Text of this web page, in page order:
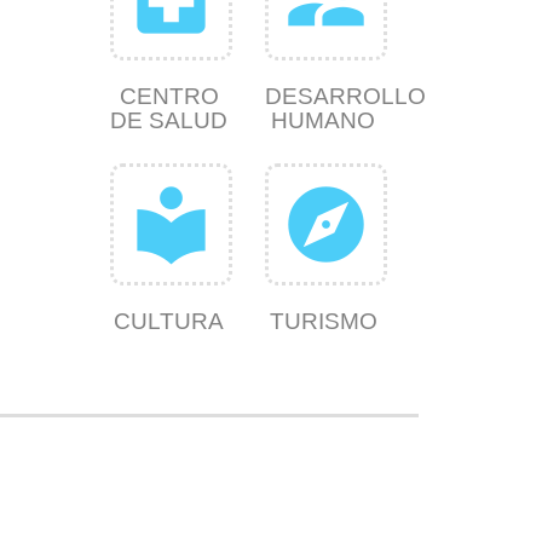
CENTRO
DE SALUD
DESARROLLO
HUMANO
local_library
CULTURA
explore
TURISMO